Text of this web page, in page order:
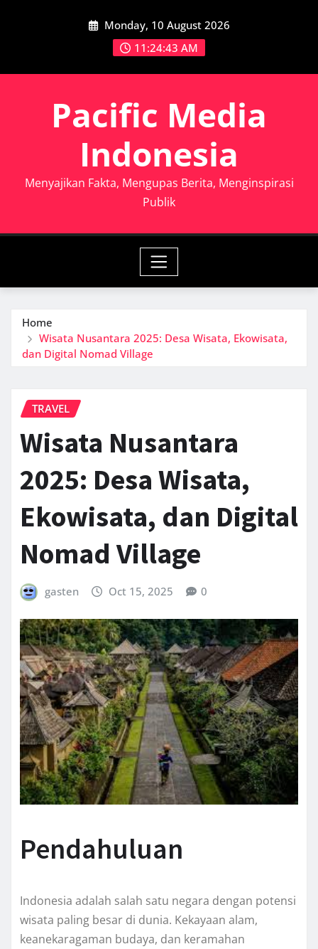
Monday, 10 August 2026
11:24:45 AM
Pacific Media
Indonesia
Menyajikan Fakta, Mengupas Berita, Menginspirasi
Publik
Home
Wisata Nusantara 2025: Desa Wisata, Ekowisata,
dan Digital Nomad Village
TRAVEL
Wisata Nusantara
2025: Desa Wisata,
Ekowisata, dan Digital
Nomad Village
gasten Oct 15, 2025 0
Pendahuluan
Indonesia adalah salah satu negara dengan potensi
wisata paling besar di dunia. Kekayaan alam,
keanekaragaman budaya, dan keramahan